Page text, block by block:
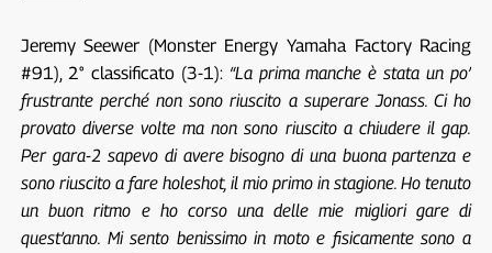
Jeremy Seewer (Monster Energy Yamaha Factory Racing
#91), 2° classificato (3-1): “La prima manche è stata un po’
frustrante perché non sono riuscito a superare Jonass. Ci ho
provato diverse volte ma non sono riuscito a chiudere il gap.
Per gara-2 sapevo di avere bisogno di una buona partenza e
sono riuscito a fare holeshot, il mio primo in stagione. Ho tenuto
un buon ritmo e ho corso una delle mie migliori gare di
quest’anno. Mi sento benissimo in moto e fisicamente sono a